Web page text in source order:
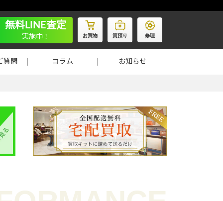
無料LINE査定
実施中！ お買物 質預り 修理
質問 コラム お知らせ